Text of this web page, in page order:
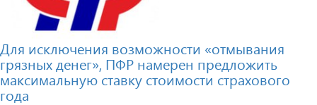
Для исключения возможности «отмывания
грязных денег», ПФР намерен предложить
максимальную ставку стоимости страхового
года